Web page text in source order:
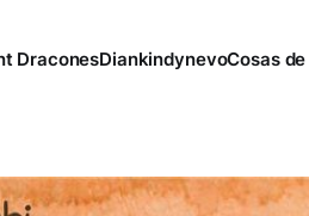
DraconesDiankindynevoCosas